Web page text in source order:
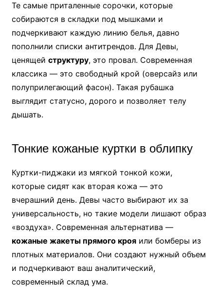
Те самые приталенные сорочки, которые
собираются в складки под мышками и
подчеркивают каждую линию белья, давно
пополнили списки антитрендов. Для Девы,
ценящей структуру, это провал. Современная
классика — это свободный крой (оверсайз или
полуприлегающий фасон). Такая рубашка
выглядит статусно, дорого и позволяет телу
дышать.
Тонкие кожаные куртки в облипку
Куртки-пиджаки из мягкой тонкой кожи,
которые сидят как вторая кожа — это
вчерашний день. Девы часто выбирают их за
универсальность, но такие модели лишают образ
«воздуха». Современная альтернатива —
кожаные жакеты прямого крояили бомберы из
плотных материалов. Они создают нужный объем
и подчеркивают ваш аналитический,
современный склад ума.